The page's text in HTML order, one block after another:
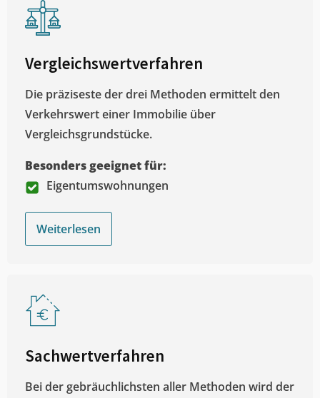
Vergleichswertverfahren
Die präziseste der drei Methoden ermittelt den
Verkehrswert einer Immobilie über
Vergleichsgrundstücke.
Besonders geeignet für:
Eigentumswohnungen
Weiterlesen
Sachwertverfahren
Bei der gebräuchlichsten aller Methoden wird der